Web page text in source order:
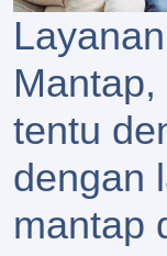
tentu
dengan
mantap